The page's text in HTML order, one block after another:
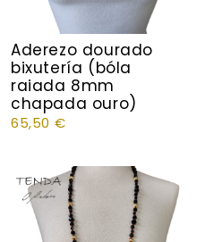
Aderezo dourado
bixutería (bóla
raiada 8mm
chapada ouro)
65,50 €